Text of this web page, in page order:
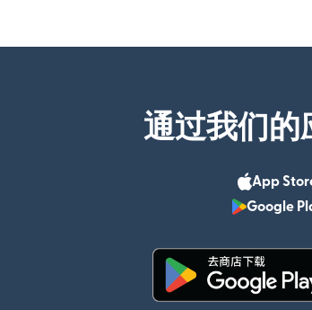
通过我们的
App
Google